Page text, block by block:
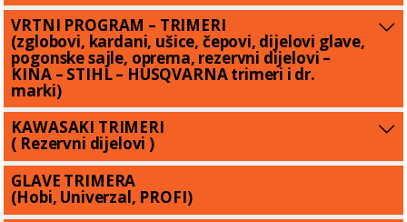
VRTNI PROGRAM – TRIMERI
(zglobovi, kardani, ušice, čepovi, dijelovi glave,
pogonske sajle, oprema, rezervni dijelovi –
KINA – STIHL – HUSQVARNA trimeri i dr.
marki)
KAWASAKI TRIMERI
( Rezervni dijelovi )
GLAVE TRIMERA
(Hobi, Univerzal, PROFI)